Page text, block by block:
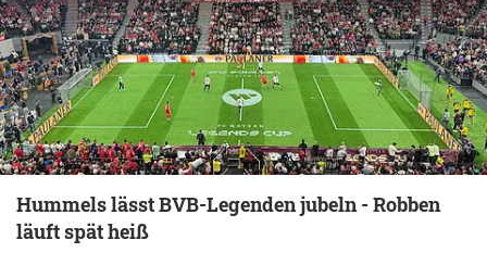
Hummels lässt BVB-Legenden jubeln - Robben
läuft spät heiß